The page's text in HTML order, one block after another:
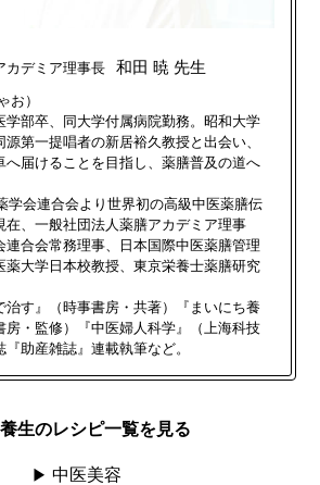
カデミア理事長 和田 暁 先生
）
学部卒、同大学付属病院勤務。昭和大学
第一提唱者の新居裕久教授と出会い、
へ届けることを目指し、薬膳普及の道へ
学会連合会より世界初の高級中医薬膳伝
在、一般社団法人薬膳アカデミア理事
連合会常務理事、日本国際中医薬膳管理
薬大学日本校教授、東京栄養士薬膳研究
治す』（時事書房・共著）『まいにち養
房・監修）『中医婦人科学』（上海科技
助産雑誌』連載執筆など。
生のレシピ一覧を見る
中医美容